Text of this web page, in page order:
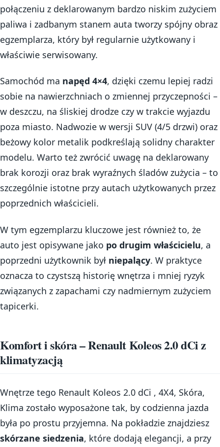
połączeniu z deklarowanym bardzo niskim zużyciem
paliwa i zadbanym stanem auta tworzy spójny obraz
egzemplarza, który był regularnie użytkowany i
właściwie serwisowany.
Samochód ma napęd 4×4, dzięki czemu lepiej radzi
sobie na nawierzchniach o zmiennej przyczepności –
w deszczu, na śliskiej drodze czy w trakcie wyjazdu
poza miasto. Nadwozie w wersji SUV (4/5 drzwi) oraz
beżowy kolor metalik podkreślają solidny charakter
modelu. Warto też zwrócić uwagę na deklarowany
brak korozji oraz brak wyraźnych śladów zużycia – to
szczególnie istotne przy autach użytkowanych przez
poprzednich właścicieli.
W tym egzemplarzu kluczowe jest również to, że
auto jest opisywane jako po drugim właścicielu, a
poprzedni użytkownik był niepalący. W praktyce
oznacza to czystszą historię wnętrza i mniej ryzyk
związanych z zapachami czy nadmiernym zużyciem
tapicerki.
Komfort i skóra – Renault Koleos 2.0 dCi z
klimatyzacją
Wnętrze tego Renault Koleos 2.0 dCi , 4X4, Skóra,
Klima zostało wyposażone tak, by codzienna jazda
była po prostu przyjemna. Na pokładzie znajdziesz
skórzane siedzenia, które dodają elegancji, a przy